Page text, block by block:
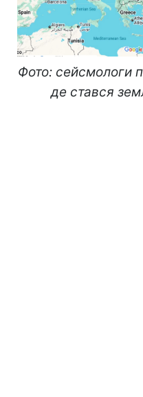
Фото: сейсмологи
де стався